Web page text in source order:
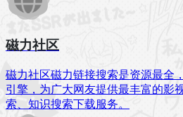
磁力社区
磁力社区磁力链接搜索是资源最全
引擎，为广大网友提供最丰富的影
索、知识搜索下载服务。